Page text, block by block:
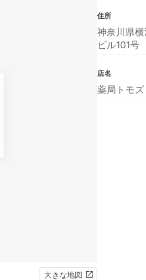
大きな地図
住所
神奈川県
ビル101号
店名
薬局トモ